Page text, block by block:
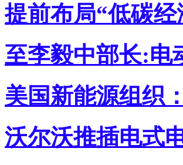
提前布局“低碳
至李毅中部长:
美国新能源组织
沃尔沃推插电式